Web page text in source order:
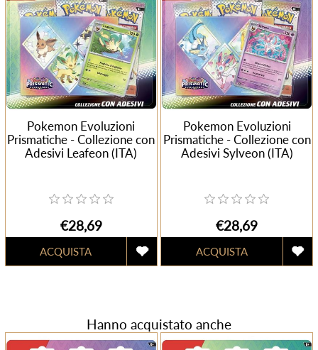
Pokemon Evoluzioni
Prismatiche - Collezione con
Adesivi Leafeon (ITA)
€28,69
Pokemon Evoluzioni
Prismatiche - Collezione con
Adesivi Sylveon (ITA)
€28,69
Hanno acquistato anche